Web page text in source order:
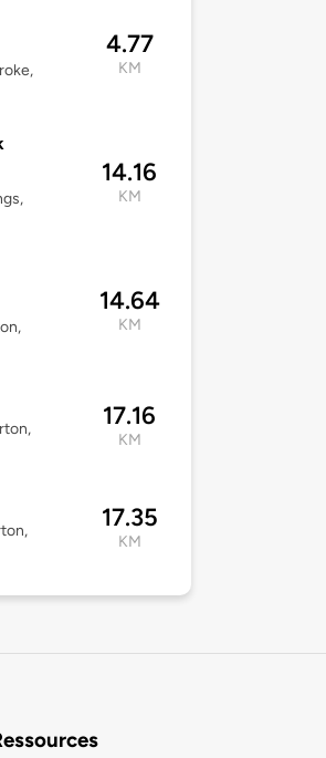
4.77
KM
14.16
KM
14.64
KM
17.16
KM
17.35
KM